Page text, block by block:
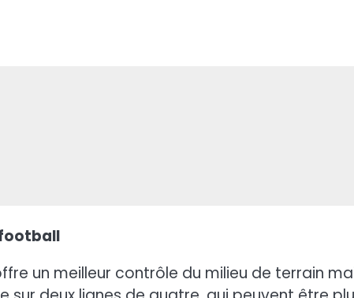
un meilleur contrôle du milieu de terrain